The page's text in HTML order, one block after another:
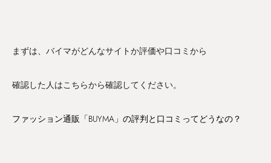
まずは、バイマがどんなサイトか評価や口コミから
確認した人はこちらから確認してください。
ファッション通販「BUYMA」の評判と口コミってどうなの？